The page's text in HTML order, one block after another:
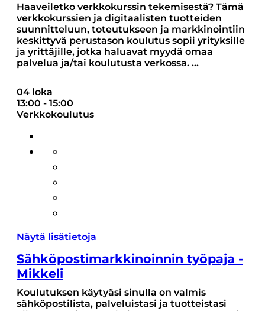
Haaveiletko verkkokurssin tekemisestä? Tämä
verkkokurssien ja digitaalisten tuotteiden
suunnitteluun, toteutukseen ja markkinointiin
keskittyvä perustason koulutus sopii yrityksille
ja yrittäjille, jotka haluavat myydä omaa
palvelua ja/tai koulutusta verkossa. ...
04 loka
13:00 - 15:00
Verkkokoulutus
Näytä lisätietoja
Sähköposti­markkinoinnin työpaja -
Mikkeli
Koulutuksen käytyäsi sinulla on valmis
sähköpostilista, palveluistasi ja tuotteistasi